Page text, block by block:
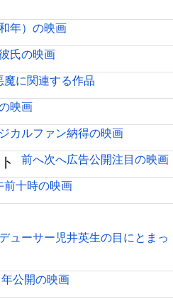
年）の映画
氏の映画
魔に関連する作品
映画
カルファン納得の映画
前へ次へ広告公開注目の映画
前十時の映画
ューサー児井英生の目にとまっ
年公開の映画